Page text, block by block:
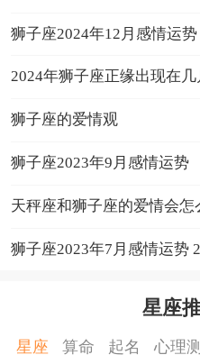
狮子座2024年12月感情运势
2024年狮子座正缘出现在几
狮子座的爱情观
狮子座2023年9月感情运势
天秤座和狮子座的爱情会怎
狮子座2023年7月感情运势
星座
星座 算命 起名 心理